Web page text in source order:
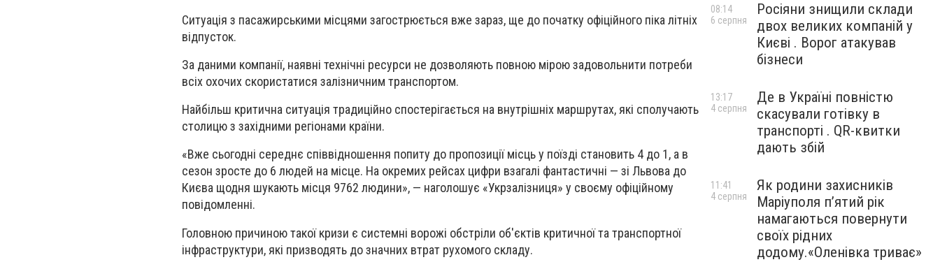
Ситуація з пасажирськими місцями загострюється вже зараз, ще до початку офіційного піка літніх
відпусток.
За даними компанії, наявні технічні ресурси не дозволяють повною мірою задовольнити потреби
всіх охочих скористатися залізничним транспортом.
Найбільш критична ситуація традиційно спостерігається на внутрішніх маршрутах, які сполучають
столицю з західними регіонами країни.
«Вже сьогодні середнє співвідношення попиту до пропозиції місць у поїзді становить 4 до 1, а в
сезон зросте до 6 людей на місце. На окремих рейсах цифри взагалі фантастичні — зі Львова до
Києва щодня шукають місця 9762 людини», — наголошує «Укрзалізниця» у своєму офіційному
повідомленні.
Головною причиною такої кризи є системні ворожі обстріли об'єктів критичної та транспортної
інфраструктури, які призводять до значних втрат рухомого складу.
Росіяни знищили склади
двох великих компаній у
Києві . Ворог атакував
бізнеси
08:14
6 серпня
Де в Україні повністю
скасували готівку в
транспорті . QR-квитки
дають збій
13:17
4 серпня
Як родини захисників
Маріуполя пʼятий рік
намагаються повернути
своїх рідних
додому.«Оленівка триває»
11:41
4 серпня